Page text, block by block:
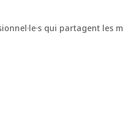
qui partagent les